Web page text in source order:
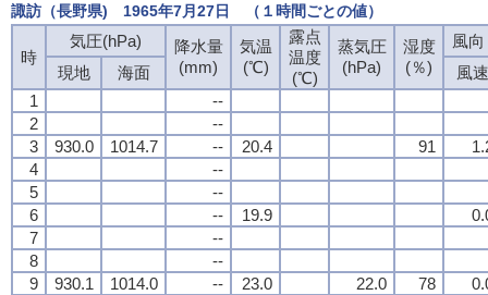
諏訪（長野県) 1965年7月27日 （１時間ごとの値）
時
気圧(hPa)
降水量
(mm)
気温
(℃)
露点
温度
(℃)
蒸気圧
(hPa)
湿度
(％)
風
現地
海面
風速
1
--
2
--
3
930.0 1014.7 -- 20.4 91
4
--
5
--
6
-- 19.9
7
--
8
--
9
930.1 1014.0 -- 23.0 22.0 78